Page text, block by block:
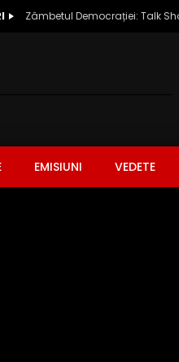
EMISIUNI VEDETE